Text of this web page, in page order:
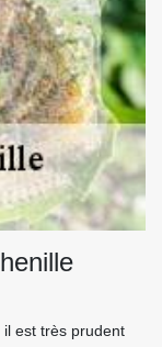
est très prudent